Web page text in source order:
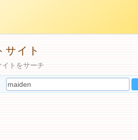
サイト
トをサーチ